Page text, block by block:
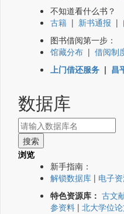
不知道看什么书？
古籍 | 新书通报 |
图书借阅第一步：
馆藏分布 | 借阅制
上门借还服务 | 昌
数据库
浏览
新手指南：
解锁数据库 | 电子
特色资源库： 古文
参资料 | 北大学位